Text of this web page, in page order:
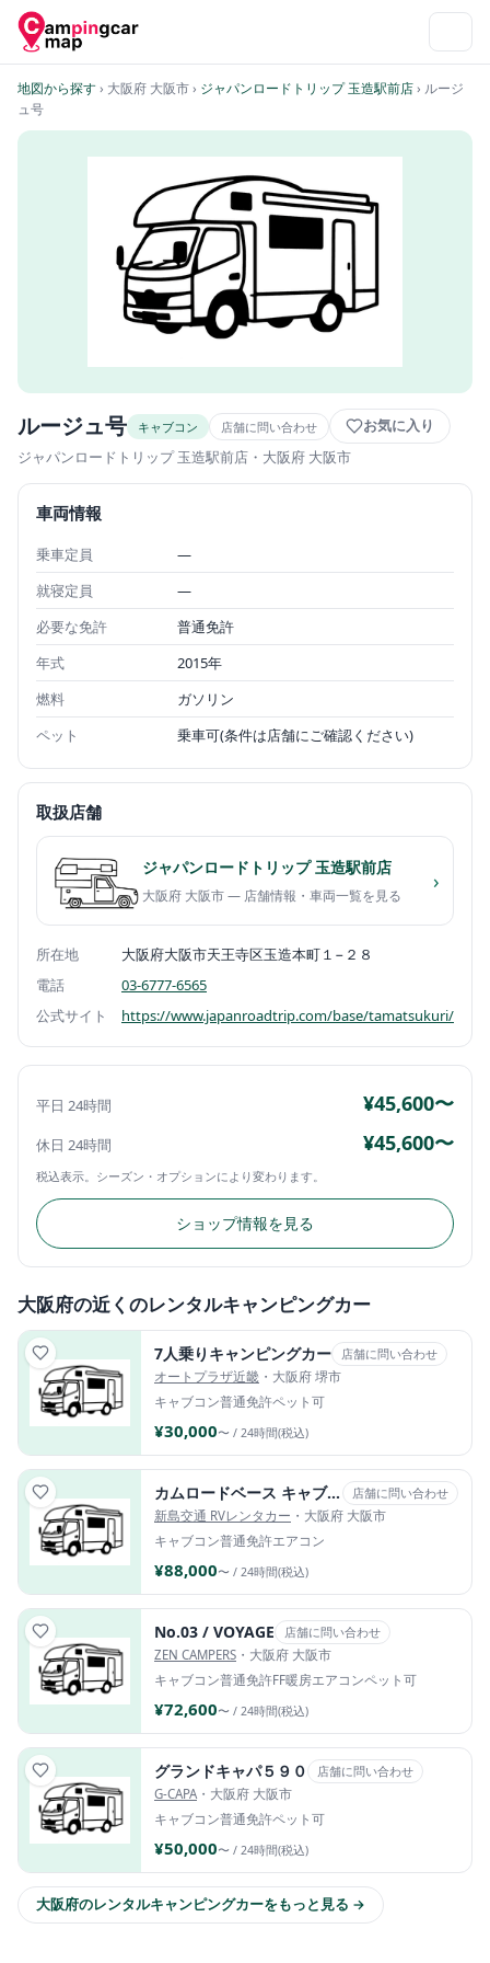
地図から探す› 大阪府 大阪市› ジャパンロードトリップ 玉造駅前店› ルージ
ュ号
ルージュ号 キャブコン 店舗に問い合わせ お気に入り
ジャパンロードトリップ 玉造駅前店 ・大阪府 大阪市
車両情報
乗車定員
—
就寝定員
—
必要な免許
普通免許
年式
2015年
燃料
ガソリン
ペット
乗車可(条件は店舗にご確認ください)
取扱店舗
ジャパンロードトリップ 玉造駅前店
大阪府 大阪市 — 店舗情報・車両一覧を見る
›
所在地
大阪府大阪市天王寺区玉造本町１−２８
電話
03-6777-6565
公式サイト
https://www.japanroadtrip.com/base/tamatsukuri/
平日 24時間 ¥45,600〜
休日 24時間 ¥45,600〜
税込表示。シーズン・オプションにより変わります。
ショップ情報を見る
大阪府の近くのレンタルキャンピングカー
7人乗りキャンピングカー 店舗に問い合わせ
オートプラザ近畿 ・大阪府 堺市
キャブコン普通免許ペット可
¥30,000〜 / 24時間(税込)
カムロードベース キャブコン｜リバティ52DB 店舗に問い合わせ
新島交通 RVレンタカー ・大阪府 大阪市
キャブコン普通免許エアコン
¥88,000〜 / 24時間(税込)
No.03 / VOYAGE 店舗に問い合わせ
ZEN CAMPERS ・大阪府 大阪市
キャブコン普通免許FF暖房エアコンペット可
¥72,600〜 / 24時間(税込)
グランドキャパ５９０ 店舗に問い合わせ
G-CAPA・大阪府 大阪市
キャブコン普通免許ペット可
¥50,000〜 / 24時間(税込)
大阪府のレンタルキャンピングカーをもっと見る →